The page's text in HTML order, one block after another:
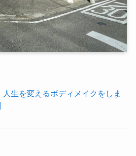
生を変えるボディメイクをしま